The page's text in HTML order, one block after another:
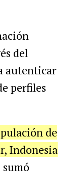
del
autenticar
perfiles
de
Indonesia